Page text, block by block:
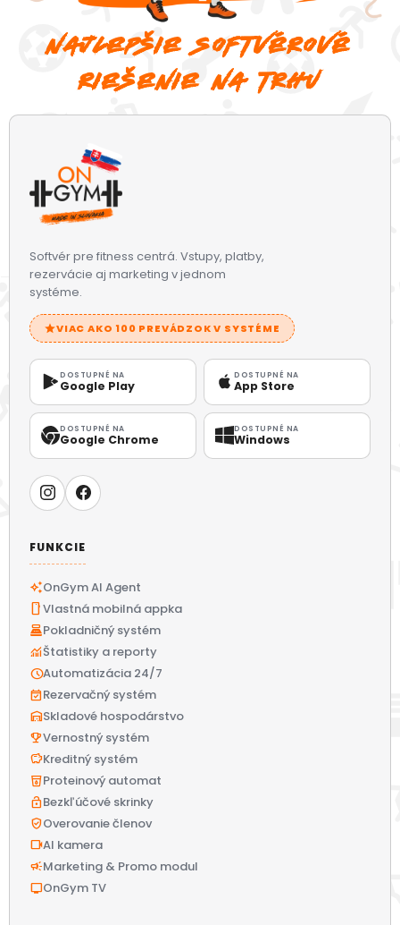
najlepšie softvérové
riešenie na trhu
Softvér pre fitness centrá. Vstupy, platby,
rezervácie aj marketing v jednom
systéme.
starVIAC AKO 100 PREVÁDZOK V SYSTÉME
DOSTUPNÉ NA
Google Play
DOSTUPNÉ NA
App Store
DOSTUPNÉ NA
Google Chrome
DOSTUPNÉ NA
Windows
FUNKCIE
auto_awesomeOnGym AI Agent
smartphoneVlastná mobilná appka
point_of_salePokladničný systém
monitoringŠtatistiky a reporty
scheduleAutomatizácia 24/7
event_availableRezervačný systém
warehouseSkladové hospodárstvo
emoji_eventsVernostný systém
savingsKreditný systém
local_drinkProteinový automat
lock_openBezkľúčové skrinky
verified_userOverovanie členov
videocamAI kamera
campaignMarketing & Promo modul
tvOnGym TV